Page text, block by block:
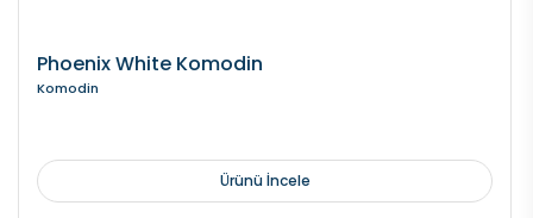
Phoenix White Komodin
Komodin
Ürünü İncele